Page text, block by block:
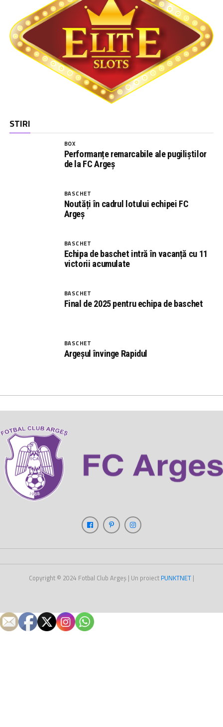
STIRI
BOX
Performanțe remarcabile ale pugiliștilor
de la FC Argeș
BASCHET
Noutăți în cadrul lotului echipei FC
Argeș
BASCHET
Echipa de baschet intră în vacanță cu 11
victorii acumulate
BASCHET
Final de 2025 pentru echipa de baschet
BASCHET
Argeșul învinge Rapidul
Copyright © 2024 Fotbal Club Argeș | Un proiect PUNKTNET |